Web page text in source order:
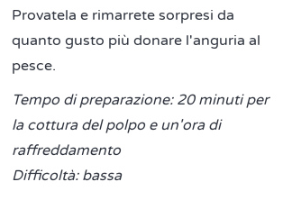
Provatela e rimarrete sorpresi da
quanto gusto più donare l'anguria al
pesce.
Tempo di preparazione: 20 minuti per
la cottura del polpo e un'ora di
raffreddamento
Difficoltà: bassa